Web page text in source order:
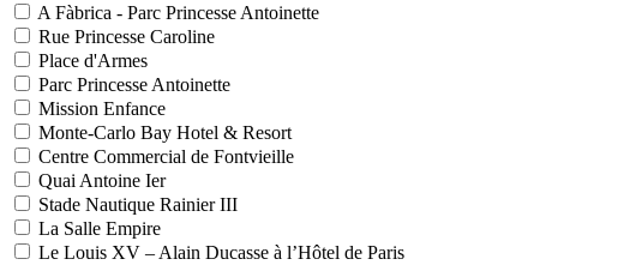
A Fàbrica - Parc Princesse Antoinette
Rue Princesse Caroline
Place d'Armes
Parc Princesse Antoinette
Mission Enfance
Monte-Carlo Bay Hotel & Resort
Centre Commercial de Fontvieille
Quai Antoine Ier
Stade Nautique Rainier III
La Salle Empire
Le Louis XV – Alain Ducasse à l’Hôtel de Paris